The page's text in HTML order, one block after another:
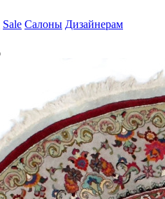
Sale Салоны Дизайнерам